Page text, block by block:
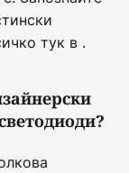
тук в .